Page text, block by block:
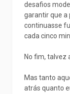
desafios
garantir que a
continuasse
cada cinco
No fim, talvez
Mas tanto
atrás quanto